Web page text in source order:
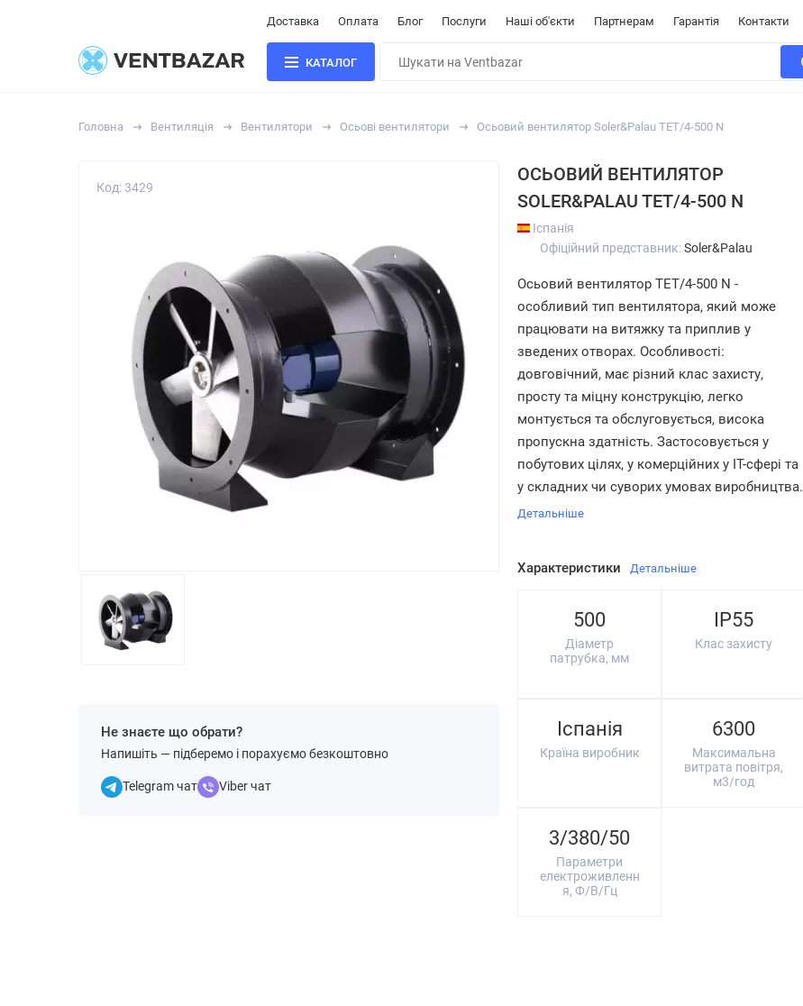
Доставка Оплата Блог Послуги Наші об'єкти Партнерам Гарантія Контакти
КАТАЛОГ
Головна Вентиляція Вентилятори Осьові вентилятори Осьовий вентилятор Soler&Palau TET/4-500 N
Код: 3429
Не знаєте що обрати?
Напишіть — підберемо і порахуємо безкоштовно
Telegram чат Viber чат
ОСЬОВИЙ ВЕНТИЛЯТОР
SOLER&PALAU TET/4-500 N
Іспанія
Офіційний представник:Soler&Palau
Осьовий вентилятор TET/4-500 N -
особливий тип вентилятора, який може
працювати на витяжку та приплив у
зведених отворах. Особливості:
довговічний, має різний клас захисту,
просту та міцну конструкцію, легко
монтується та обслуговується, висока
пропускна здатність. Застосовується у
побутових цілях, у комерційних у IT-сфері та
у складних чи суворих умовах виробництва.
Детальніше
Характеристики Детальніше
500
Діаметр
патрубка, мм
IP55
Клас захисту
Іспанія
Країна виробник
6300
Максимальна
витрата повітря,
м3/год
3/380/50
Параметри
електроживленн
я, Ф/В/Гц